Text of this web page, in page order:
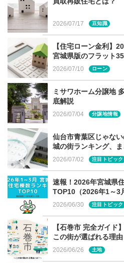
レットを燃焼させることによっ
わりと暖めることが出来ます。
ペレットストーブ
煙突不要で導入がしや
ペレットストーブは、薪ストー
はなく、壁に穴をあけて排気管
事で済みます。なので、薪スト
るメリットがあります。
燃料の確保と管理がし
2026/07/17 豆知識
【住宅ローン金利】
宮城県版のフラット
2026/07/10 ローン
ミサワホーム分譲地
底解説
2026/07/04 分譲地情報
仙台市青葉区じゃな
城の街ランキング、
2026/07/02 注目トピック
速報！2026年宮城県
TOP10（2026年1～3
2026/06/30 注目トピック
【石巻市 完全ガイド
この街が選ばれる理
2026/06/26 土地